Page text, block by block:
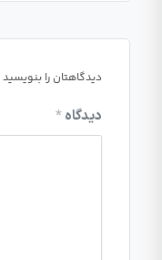
دیدگاهتان را بنویسید
دیدگاه*